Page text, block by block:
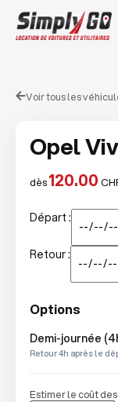
Voir tous les
Opel
dès120.00
Départ :
Retour :
Options
Demi-journée
Retour 4h après le
Estimer le coût